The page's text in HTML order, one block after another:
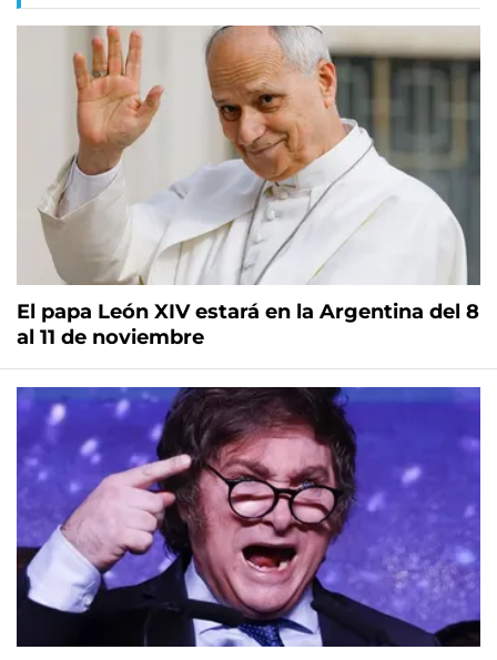
El papa León XIV estará en la Argentina del 8
al 11 de noviembre